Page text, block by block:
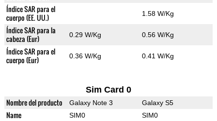
Índice SAR para el
cuerpo (EE. UU.)
1.58 W/Kg
Índice SAR para la
cabeza (Eur)
0.29 W/Kg 0.56 W/Kg
Índice SAR para el
cuerpo (Eur)
0.36 W/Kg 0.41 W/Kg
Sim Card 0
Nombre del producto Galaxy Note 3 Galaxy S5
Name SIM0 SIM0